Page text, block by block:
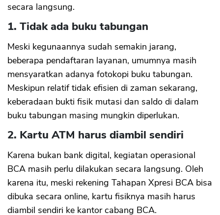
secara langsung.
1. Tidak ada buku tabungan
Meski kegunaannya sudah semakin jarang,
beberapa pendaftaran layanan, umumnya masih
mensyaratkan adanya fotokopi buku tabungan.
Meskipun relatif tidak efisien di zaman sekarang,
keberadaan bukti fisik mutasi dan saldo di dalam
buku tabungan masing mungkin diperlukan.
2. Kartu ATM harus diambil sendiri
Karena bukan bank digital, kegiatan operasional
BCA masih perlu dilakukan secara langsung. Oleh
karena itu, meski rekening Tahapan Xpresi BCA bisa
dibuka secara online, kartu fisiknya masih harus
diambil sendiri ke kantor cabang BCA.